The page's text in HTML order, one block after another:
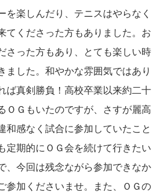
を楽しんだり、テニスはやらなく
てくださった方もありました。お
さった方もあり、とても楽しい時
ました。和やかな雰囲気ではあり
ば真剣勝負！高校卒業以来約二十
ＯＧもいたのですが、さすが麗高
和感なく試合に参加していたこと
定期的にＯＧ会を続けて行きたい
、今回は残念ながら参加できなか
参加くださいませ。また、ＯＧの